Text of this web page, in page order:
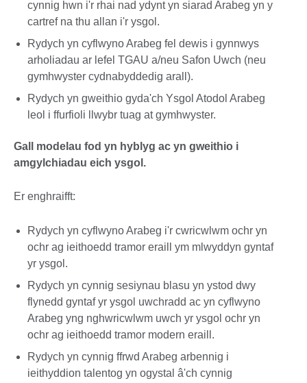
cynnig hwn i'r rhai nad ydynt yn siarad Arabeg yn y
cartref na thu allan i'r ysgol.
Rydych yn cyflwyno Arabeg fel dewis i gynnwys
arholiadau ar lefel TGAU a/neu Safon Uwch (neu
gymhwyster cydnabyddedig arall).
Rydych yn gweithio gyda'ch Ysgol Atodol Arabeg
leol i ffurfioli llwybr tuag at gymhwyster.
Gall modelau fod yn hyblyg ac yn gweithio i
amgylchiadau eich ysgol.
Er enghraifft:
Rydych yn cyflwyno Arabeg i'r cwricwlwm ochr yn
ochr ag ieithoedd tramor eraill ym mlwyddyn gyntaf
yr ysgol.
Rydych yn cynnig sesiynau blasu yn ystod dwy
flynedd gyntaf yr ysgol uwchradd ac yn cyflwyno
Arabeg yng nghwricwlwm uwch yr ysgol ochr yn
ochr ag ieithoedd tramor modern eraill.
Rydych yn cynnig ffrwd Arabeg arbennig i
ieithyddion talentog yn ogystal â'ch cynnig